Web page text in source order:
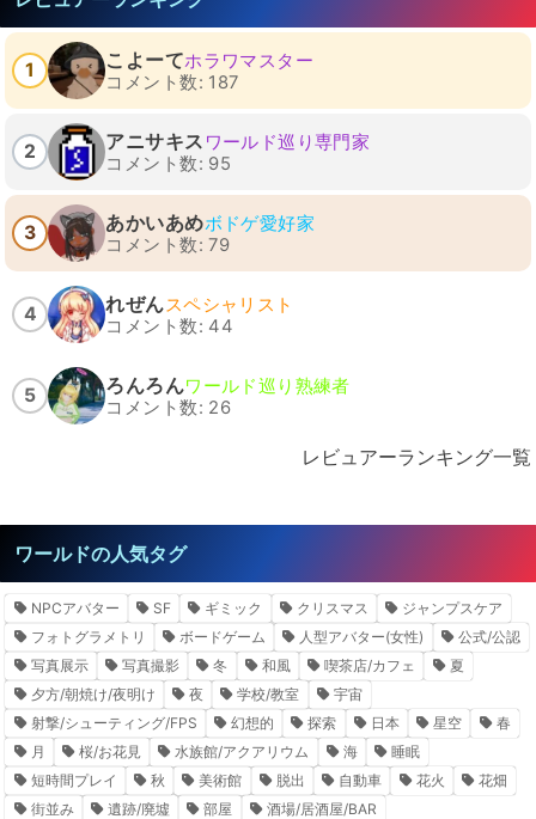
1 こよーてホラワマスター
コメント数: 187
2 アニサキス ワールド巡り専門家
コメント数: 95
3 あかいあめボドゲ愛好家
コメント数: 79
4 れぜんスペシャリスト
コメント数: 44
5 ろんろんワールド巡り熟練者
コメント数: 26
レビュアーランキング一覧
ワールドの人気タグ
NPCアバター SF ギミック クリスマス
ジャンプスケア
フォトグラメトリ
ボードゲーム 人型アバター(女性)
公式/公認
写真展示
写真撮影 冬 和風 喫茶店/カフェ
夏
夕方/朝焼け/夜明け
夜 学校/教室
宇宙
射撃/シューティング/FPS
幻想的 探索 日本 星空
春
月
桜/お花見 水族館/アクアリウム 海
睡眠
短時間プレイ
秋 美術館 脱出 自動車 花火
花畑
街並み
遺跡/廃墟 部屋
酒場/居酒屋/BAR